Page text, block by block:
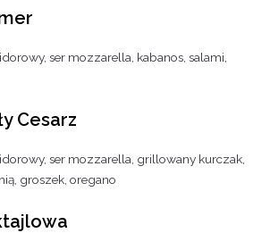
ser mozzarella, kabanos, salami,
Cesarz
ser mozzarella, grillowany kurczak,
groszek, oregano